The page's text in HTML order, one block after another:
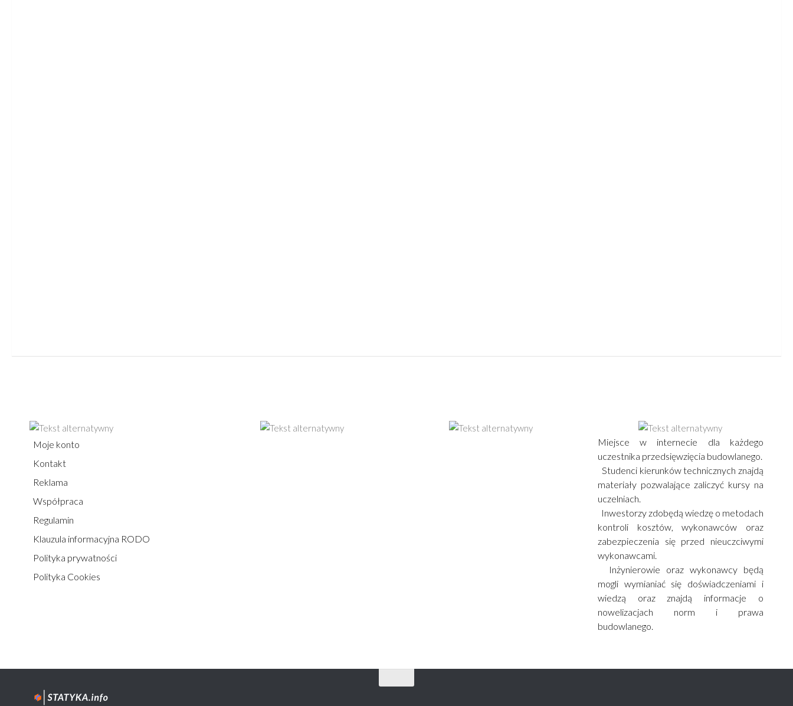
Moje konto
Kontakt
Reklama
Współpraca
Regulamin
Klauzula informacyjna RODO
Polityka prywatności
Polityka Cookies
Miejsce w internecie dla każdego
uczestnika przedsięwzięcia budowlanego.
Studenci kierunków technicznych znajdą
materiały pozwalające zaliczyć kursy na
uczelniach.
Inwestorzy zdobędą wiedzę o metodach
kontroli kosztów, wykonawców oraz
zabezpieczenia się przed nieuczciwymi
wykonawcami.
Inżynierowie oraz wykonawcy będą
mogli wymianiać się doświadczeniami i
wiedzą oraz znajdą informacje o
nowelizacjach norm i prawa
budowlanego.